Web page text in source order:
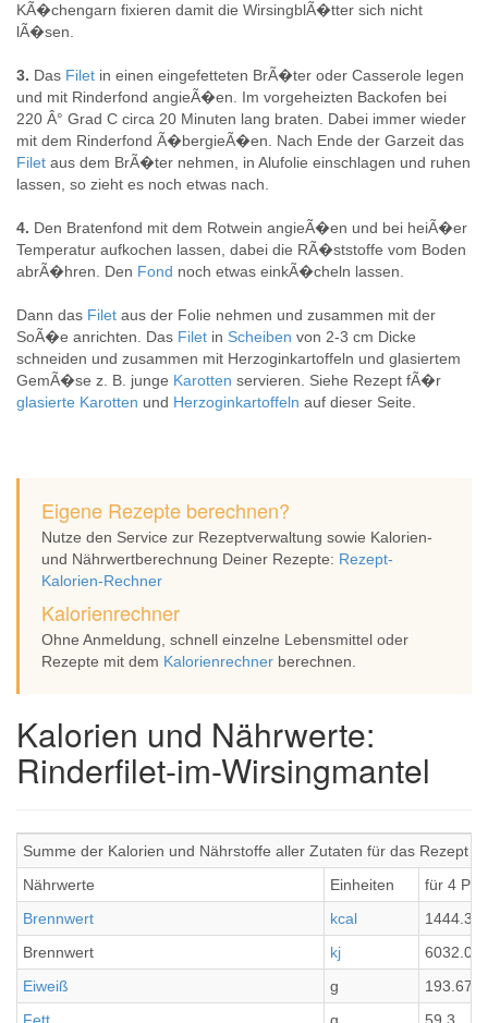
KÃ�chengarn fixieren damit die WirsingblÃ�tter sich nicht
lÃ�sen.
3. Das Filet in einen eingefetteten BrÃ�ter oder Casserole legen
und mit Rinderfond angieÃ�en. Im vorgeheizten Backofen bei
220 Â° Grad C circa 20 Minuten lang braten. Dabei immer wieder
mit dem Rinderfond Ã�bergieÃ�en. Nach Ende der Garzeit das
Filet aus dem BrÃ�ter nehmen, in Alufolie einschlagen und ruhen
lassen, so zieht es noch etwas nach.
4. Den Bratenfond mit dem Rotwein angieÃ�en und bei heiÃ�er
Temperatur aufkochen lassen, dabei die RÃ�ststoffe vom Boden
abrÃ�hren. Den Fond noch etwas einkÃ�cheln lassen.
Dann das Filet aus der Folie nehmen und zusammen mit der
SoÃ�e anrichten. Das Filet in Scheiben von 2-3 cm Dicke
schneiden und zusammen mit Herzoginkartoffeln und glasiertem
GemÃ�se z. B. junge Karotten servieren. Siehe Rezept fÃ�r
glasierte Karotten und Herzoginkartoffeln auf dieser Seite.
Eigene Rezepte berechnen?
Nutze den Service zur Rezeptverwaltung sowie Kalorien-
und Nährwertberechnung Deiner Rezepte: Rezept-
Kalorien-Rechner
Kalorienrechner
Ohne Anmeldung, schnell einzelne Lebensmittel oder
Rezepte mit dem Kalorienrechner berechnen.
Kalorien und Nährwerte:
Rinderfilet-im-Wirsingmantel
Summe der Kalorien und Nährstoffe aller Zutaten für das Rezept
Nährwerte
Einheiten
für 4
Brennwert
kcal
1444.31
Brennwert
kj
6032.07
Eiweiß
g
193.67